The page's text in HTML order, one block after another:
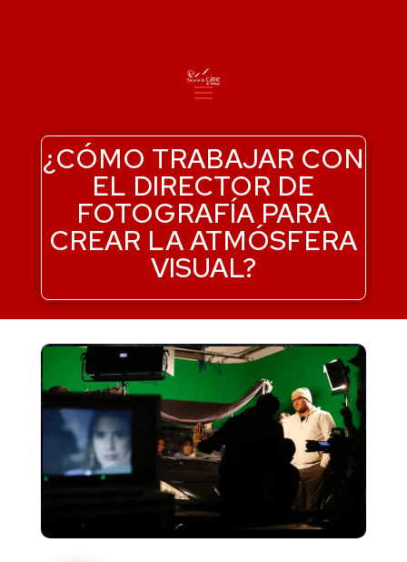
¿CÓMO TRABAJAR CON
EL DIRECTOR DE
FOTOGRAFÍA PARA
CREAR LA ATMÓSFERA
VISUAL?